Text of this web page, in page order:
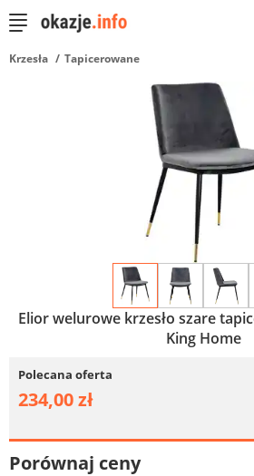
Krzesła Tapicerowane
Elior welurowe krzesło szare
King Home
Polecana oferta
234,00 zł
Porównaj ceny